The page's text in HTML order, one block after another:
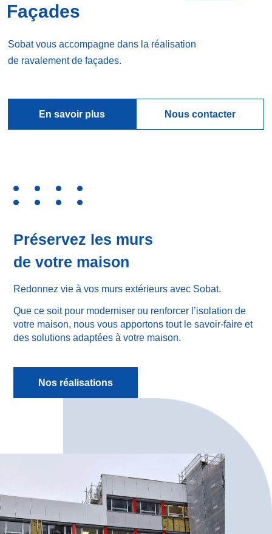
Façades
Sobat vous accompagne dans la réalisation
de ravalement de façades.
En savoir plus Nous contacter
Préservez les murs
de votre maison
Redonnez vie à vos murs extérieurs avec Sobat.
Que ce soit pour moderniser ou renforcer l’isolation de
votre maison, nous vous apportons tout le savoir-faire et
des solutions adaptées à votre maison.
Nos réalisations